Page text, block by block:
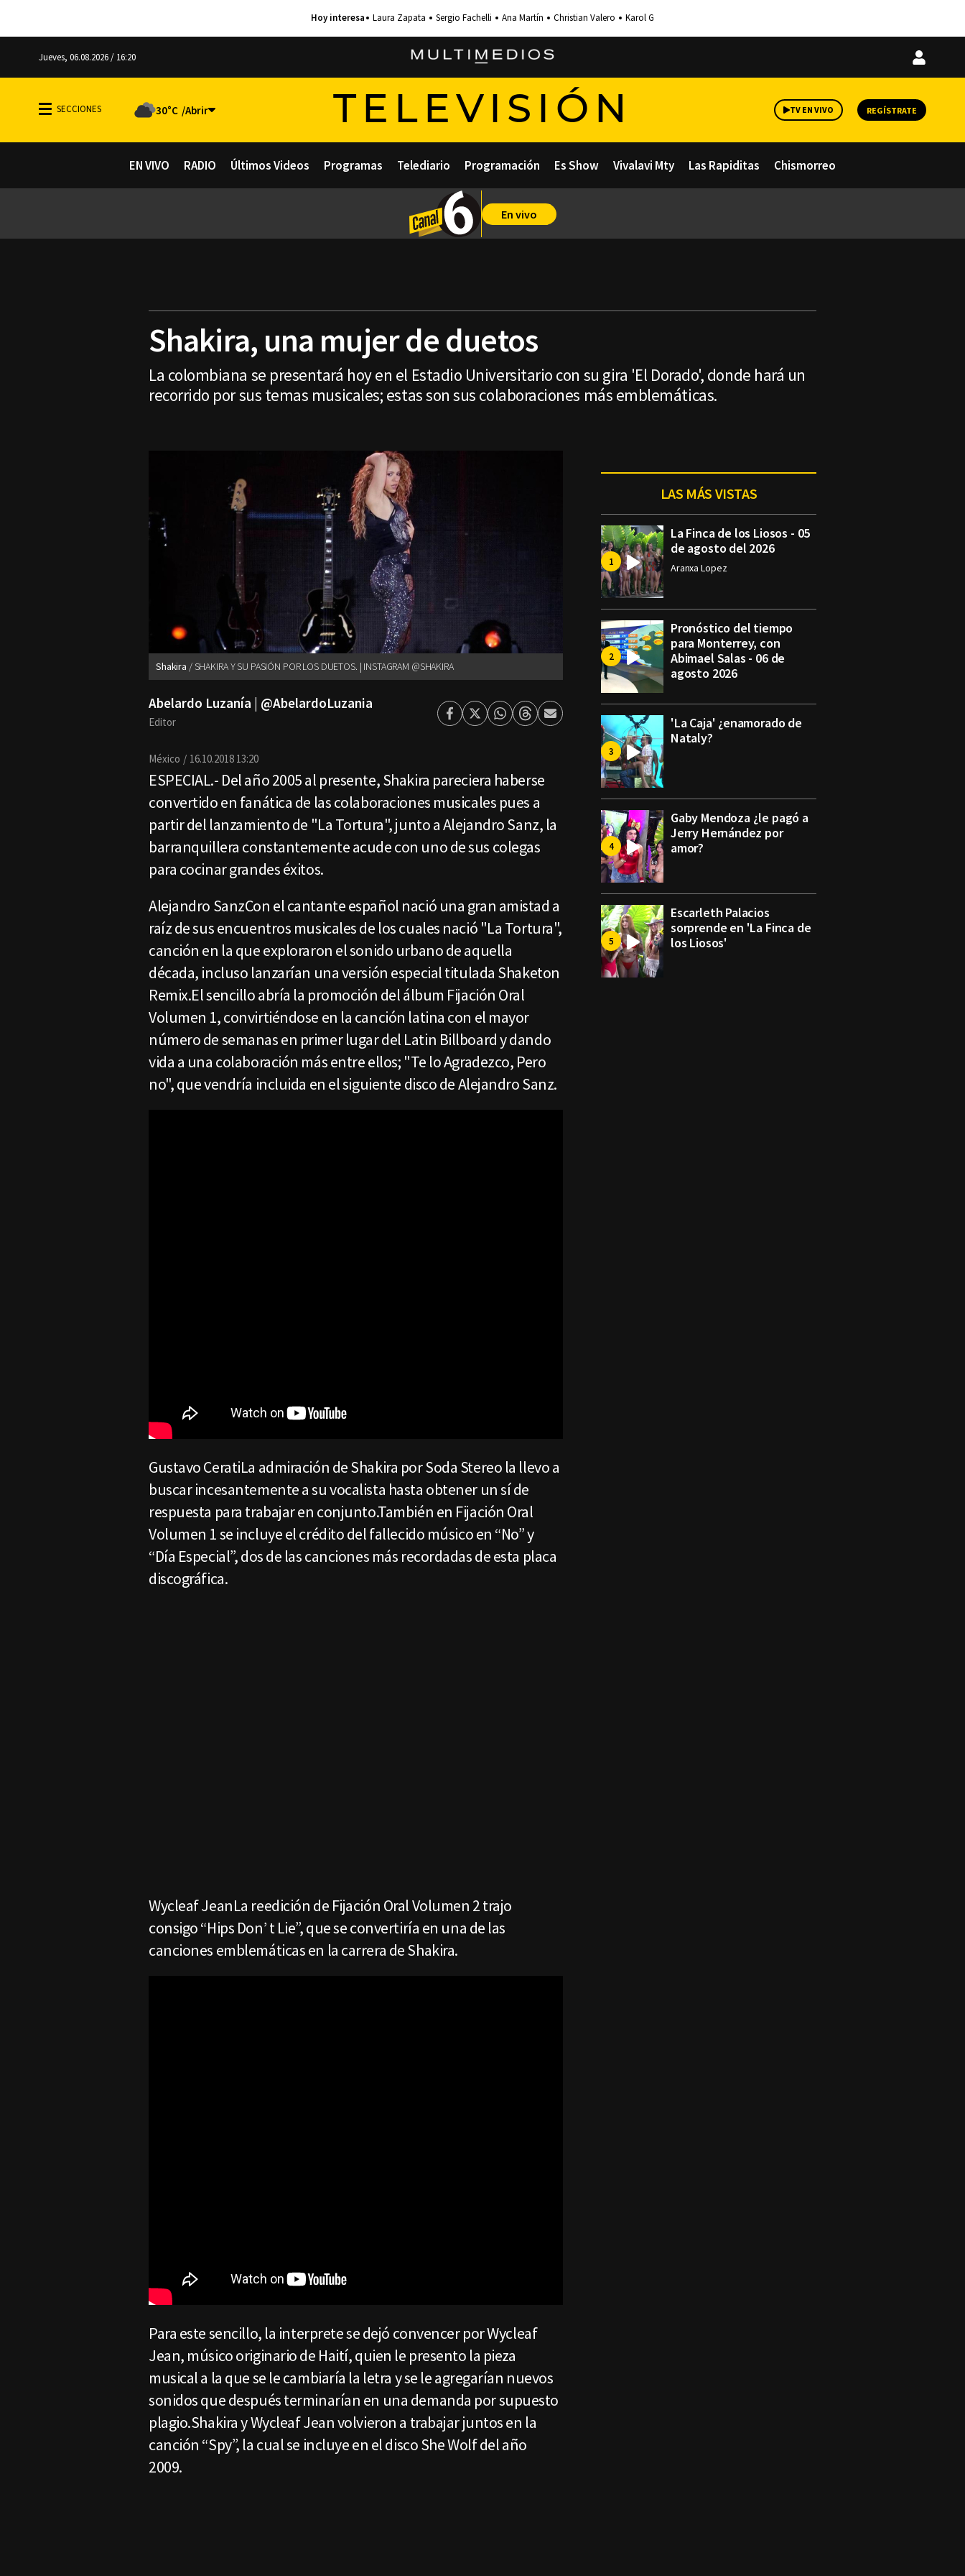
Laura Zapata Sergio Fachelli Ana Martín Christian Valero Karol G
Jueves, 06.08.2026 / 16:20
Iniciar
30°C TELEVISIÓN TV EN VIVO REGÍSTRATE
EN VIVO RADIO Últimos Videos Programas Telediario Programación Es Show Vivalavi Mty Las Rapiditas Chismorreo
En vivo
Shakira, una mujer de duetos
La colombiana se presentará hoy en el Estadio Universitario con su gira 'El Dorado', donde hará un
recorrido por sus temas musicales; estas son sus colaboraciones más emblemáticas.
Shakira SHAKIRA Y SU PASIÓN POR LOS DUETOS. | INSTAGRAM @SHAKIRA
Abelardo Luzanía | @AbelardoLuzania
Editor Facebook
TwitterWhatsapp
ThreadsEnviar
México 16.10.2018 13:20
ESPECIAL.- Del año 2005 al presente, Shakira pareciera haberse
convertido en fanática de las colaboraciones musicales pues a
partir del lanzamiento de "La Tortura", junto a Alejandro Sanz, la
barranquillera constantemente acude con uno de sus colegas
para cocinar grandes éxitos.
Alejandro SanzCon el cantante español nació una gran amistad a
raíz de sus encuentros musicales de los cuales nació "La Tortura",
canción en la que exploraron el sonido urbano de aquella
década, incluso lanzarían una versión especial titulada Shaketon
Remix.El sencillo abría la promoción del álbum Fijación Oral
Volumen 1, convirtiéndose en la canción latina con el mayor
número de semanas en primer lugar del Latin Billboard y dando
vida a una colaboración más entre ellos; "Te lo Agradezco, Pero
no", que vendría incluida en el siguiente disco de Alejandro Sanz.
Gustavo CeratiLa admiración de Shakira por Soda Stereo la llevo a
buscar incesantemente a su vocalista hasta obtener un sí de
respuesta para trabajar en conjunto.También en Fijación Oral
Volumen 1 se incluye el crédito del fallecido músico en “No” y
“Día Especial”, dos de las canciones más recordadas de esta placa
discográfica.
Wycleaf JeanLa reedición de Fijación Oral Volumen 2 trajo
consigo “Hips Don’ t Lie”, que se convertiría en una de las
canciones emblemáticas en la carrera de Shakira.
Para este sencillo, la interprete se dejó convencer por Wycleaf
Jean, músico originario de Haití, quien le presento la pieza
musical a la que se le cambiaría la letra y se le agregarían nuevos
sonidos que después terminarían en una demanda por supuesto
plagio.Shakira y Wycleaf Jean volvieron a trabajar juntos en la
canción “Spy”, la cual se incluye en el disco She Wolf del año
2009.
LAS MÁS VISTAS
La Finca de los Liosos - 05
de agosto del 2026
Aranxa Lopez
Pronóstico del tiempo
para Monterrey, con
Abimael Salas - 06 de
agosto 2026
'La Caja' ¿enamorado de
Nataly?
Gaby Mendoza ¿le pagó a
Jerry Hernández por
amor?
Escarleth Palacios
sorprende en 'La Finca de
los Liosos'